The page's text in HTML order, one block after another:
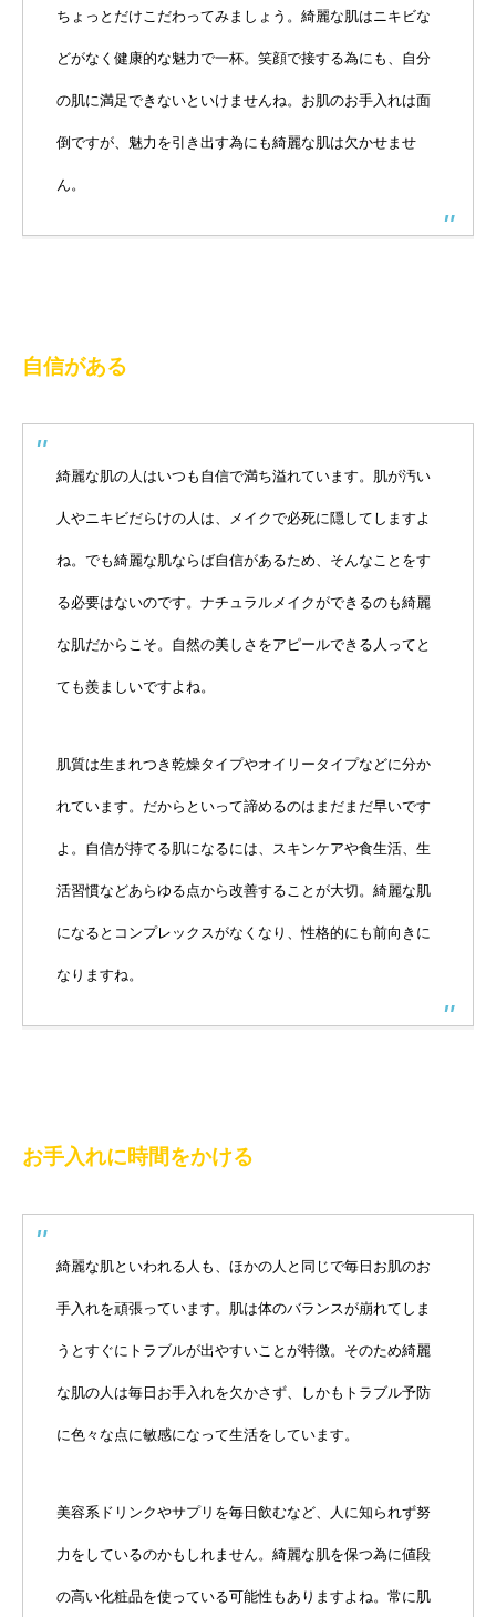
ちょっとだけこだわってみましょう。綺麗な肌はニキビな
どがなく健康的な魅力で一杯。笑顔で接する為にも、自分
の肌に満足できないといけませんね。お肌のお手入れは面
倒ですが、魅力を引き出す為にも綺麗な肌は欠かせませ
ん。
自信がある
綺麗な肌の人はいつも自信で満ち溢れています。肌が汚い
人やニキビだらけの人は、メイクで必死に隠してしますよ
ね。でも綺麗な肌ならば自信があるため、そんなことをす
る必要はないのです。ナチュラルメイクができるのも綺麗
な肌だからこそ。自然の美しさをアピールできる人ってと
ても羨ましいですよね。
肌質は生まれつき乾燥タイプやオイリータイプなどに分か
れています。だからといって諦めるのはまだまだ早いです
よ。自信が持てる肌になるには、スキンケアや食生活、生
活習慣などあらゆる点から改善することが大切。綺麗な肌
になるとコンプレックスがなくなり、性格的にも前向きに
なりますね。
お手入れに時間をかける
綺麗な肌といわれる人も、ほかの人と同じで毎日お肌のお
手入れを頑張っています。肌は体のバランスが崩れてしま
うとすぐにトラブルが出やすいことが特徴。そのため綺麗
な肌の人は毎日お手入れを欠かさず、しかもトラブル予防
に色々な点に敏感になって生活をしています。
美容系ドリンクやサプリを毎日飲むなど、人に知られず努
力をしているのかもしれません。綺麗な肌を保つ為に値段
の高い化粧品を使っている可能性もありますよね。常に肌